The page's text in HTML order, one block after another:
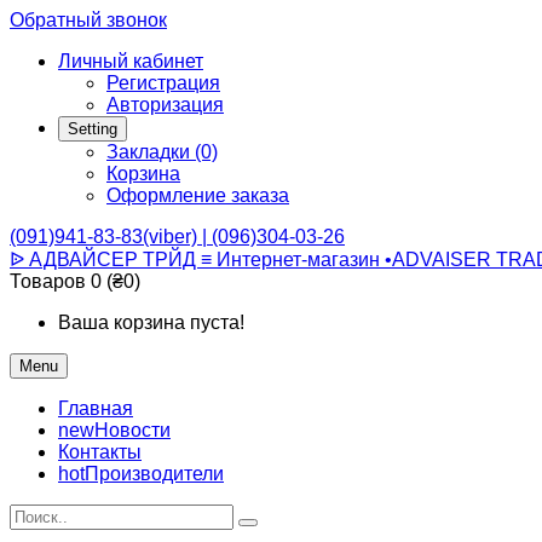
Обратный звонок
Личный кабинет
Регистрация
Авторизация
Setting
Закладки (0)
Корзина
Оформление заказа
(091)941-83-83(viber) | (096)304-03-26
ᐉ АДВАЙСЕР ТРЙД ≡ Интернет-магазин •ADVAISER
Товаров 0 (₴0)
Ваша корзина пуста!
Menu
Главная
newНовости
Контакты
hotПроизводители